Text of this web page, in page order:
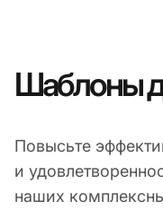
Шаблоны
Повысьте
и
наших